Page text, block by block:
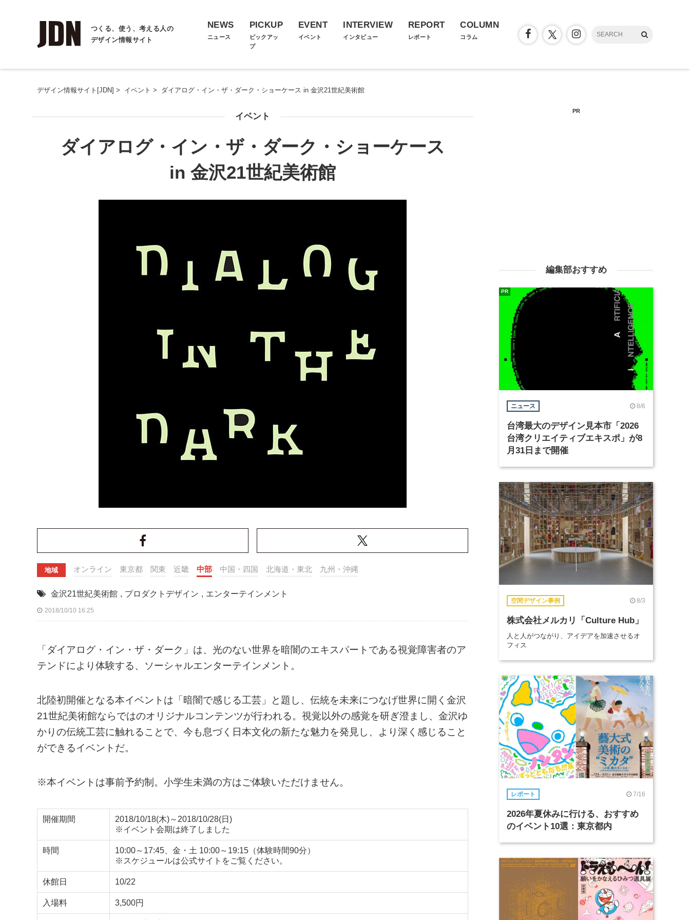
つくる、使う、考える人の
デザイン情報サイト
NEWS
ニュース
PICKUP
ピックアッ
プ
EVENT
イベント
INTERVIEW
インタビュー
REPORT
レポート
COLUMN
コラム
デザイン情報サイト[JDN] > イベント > ダイアログ・イン・ザ・ダーク・ショーケース in 金沢21世紀美術館
イベント
ダイアログ・イン・ザ・ダーク・ショーケース
in 金沢21世紀美術館
地域 オンライン 東京都 関東 近畿 中部 中国・四国 北海道・東北 九州・沖縄
金沢21世紀美術館 , プロダクトデザイン , エンターテインメント
2018/10/10 16:25
「ダイアログ・イン・ザ・ダーク」は、光のない世界を暗闇のエキスパートである視覚障害者のア
テンドにより体験する、ソーシャルエンターテインメント。
北陸初開催となる本イベントは「暗闇で感じる工芸」と題し、伝統を未来につなげ世界に開く金沢
21世紀美術館ならではのオリジナルコンテンツが行われる。視覚以外の感覚を研ぎ澄まし、金沢ゆ
かりの伝統工芸に触れることで、今も息づく日本文化の新たな魅力を発見し、より深く感じること
ができるイベントだ。
※本イベントは事前予約制。小学生未満の方はご体験いただけません。
開催期間
2018/10/18(木)～2018/10/28(日)
※イベント会期は終了しました
時間
10:00～17:45、金・土 10:00～19:15（体験時間90分）
※スケジュールは公式サイトをご覧ください。
休館日 10/22
入場料 3,500円
PR
編集部おすすめ
ニュース 8/6
台湾最大のデザイン見本市「2026
台湾クリエイティブエキスポ」が8
月31日まで開催
PR
空間デザイン事例 8/3
株式会社メルカリ「Culture Hub」
人と人がつながり、アイデアを加速させるオ
フィス
レポート 7/16
2026年夏休みに行ける、おすすめ
のイベント10選：東京都内